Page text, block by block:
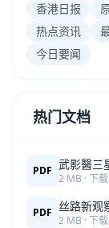
香港日报
热点资讯
今日要闻
热门文档
PDF
2 MB · 下
PDF 丝路新观
2 MB · 下